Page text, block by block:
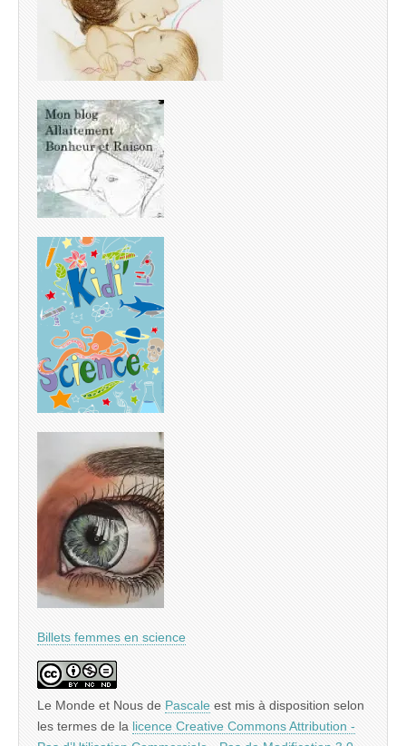
Billets femmes en science
Le Monde et Nous de Pascale est mis à disposition selon
les termes de la licence Creative Commons Attribution -